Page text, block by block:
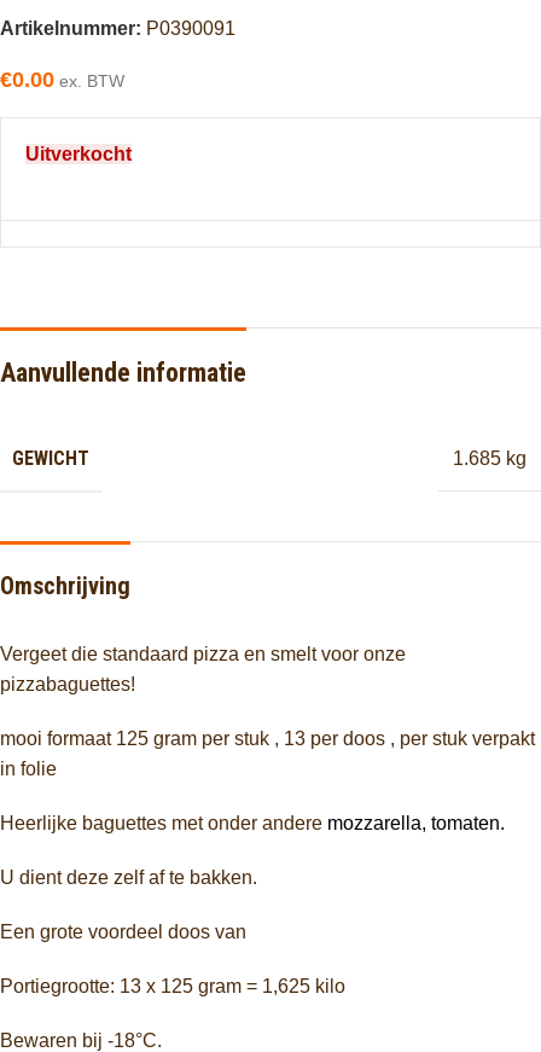
Artikelnummer: P0390091
€0.00 ex. BTW
Uitverkocht
Aanvullende informatie
GEWICHT 1.685 kg
Omschrijving
Vergeet die standaard pizza en smelt voor onze
pizzabaguettes!
mooi formaat 125 gram per stuk , 13 per doos , per stuk verpakt
in folie
Heerlijke baguettes met onder andere mozzarella, tomaten.
U dient deze zelf af te bakken.
Een grote voordeel doos van
Portiegrootte: 13 x 125 gram = 1,625 kilo
Bewaren bij -18°C.